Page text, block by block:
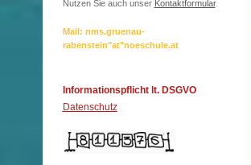
Nutzen Sie auch unser Kontaktformular.
Mail: nms.gruenau-
rabenstein"at"noeschule.at
Informationspflicht lt. DSGVO
Datenschutz